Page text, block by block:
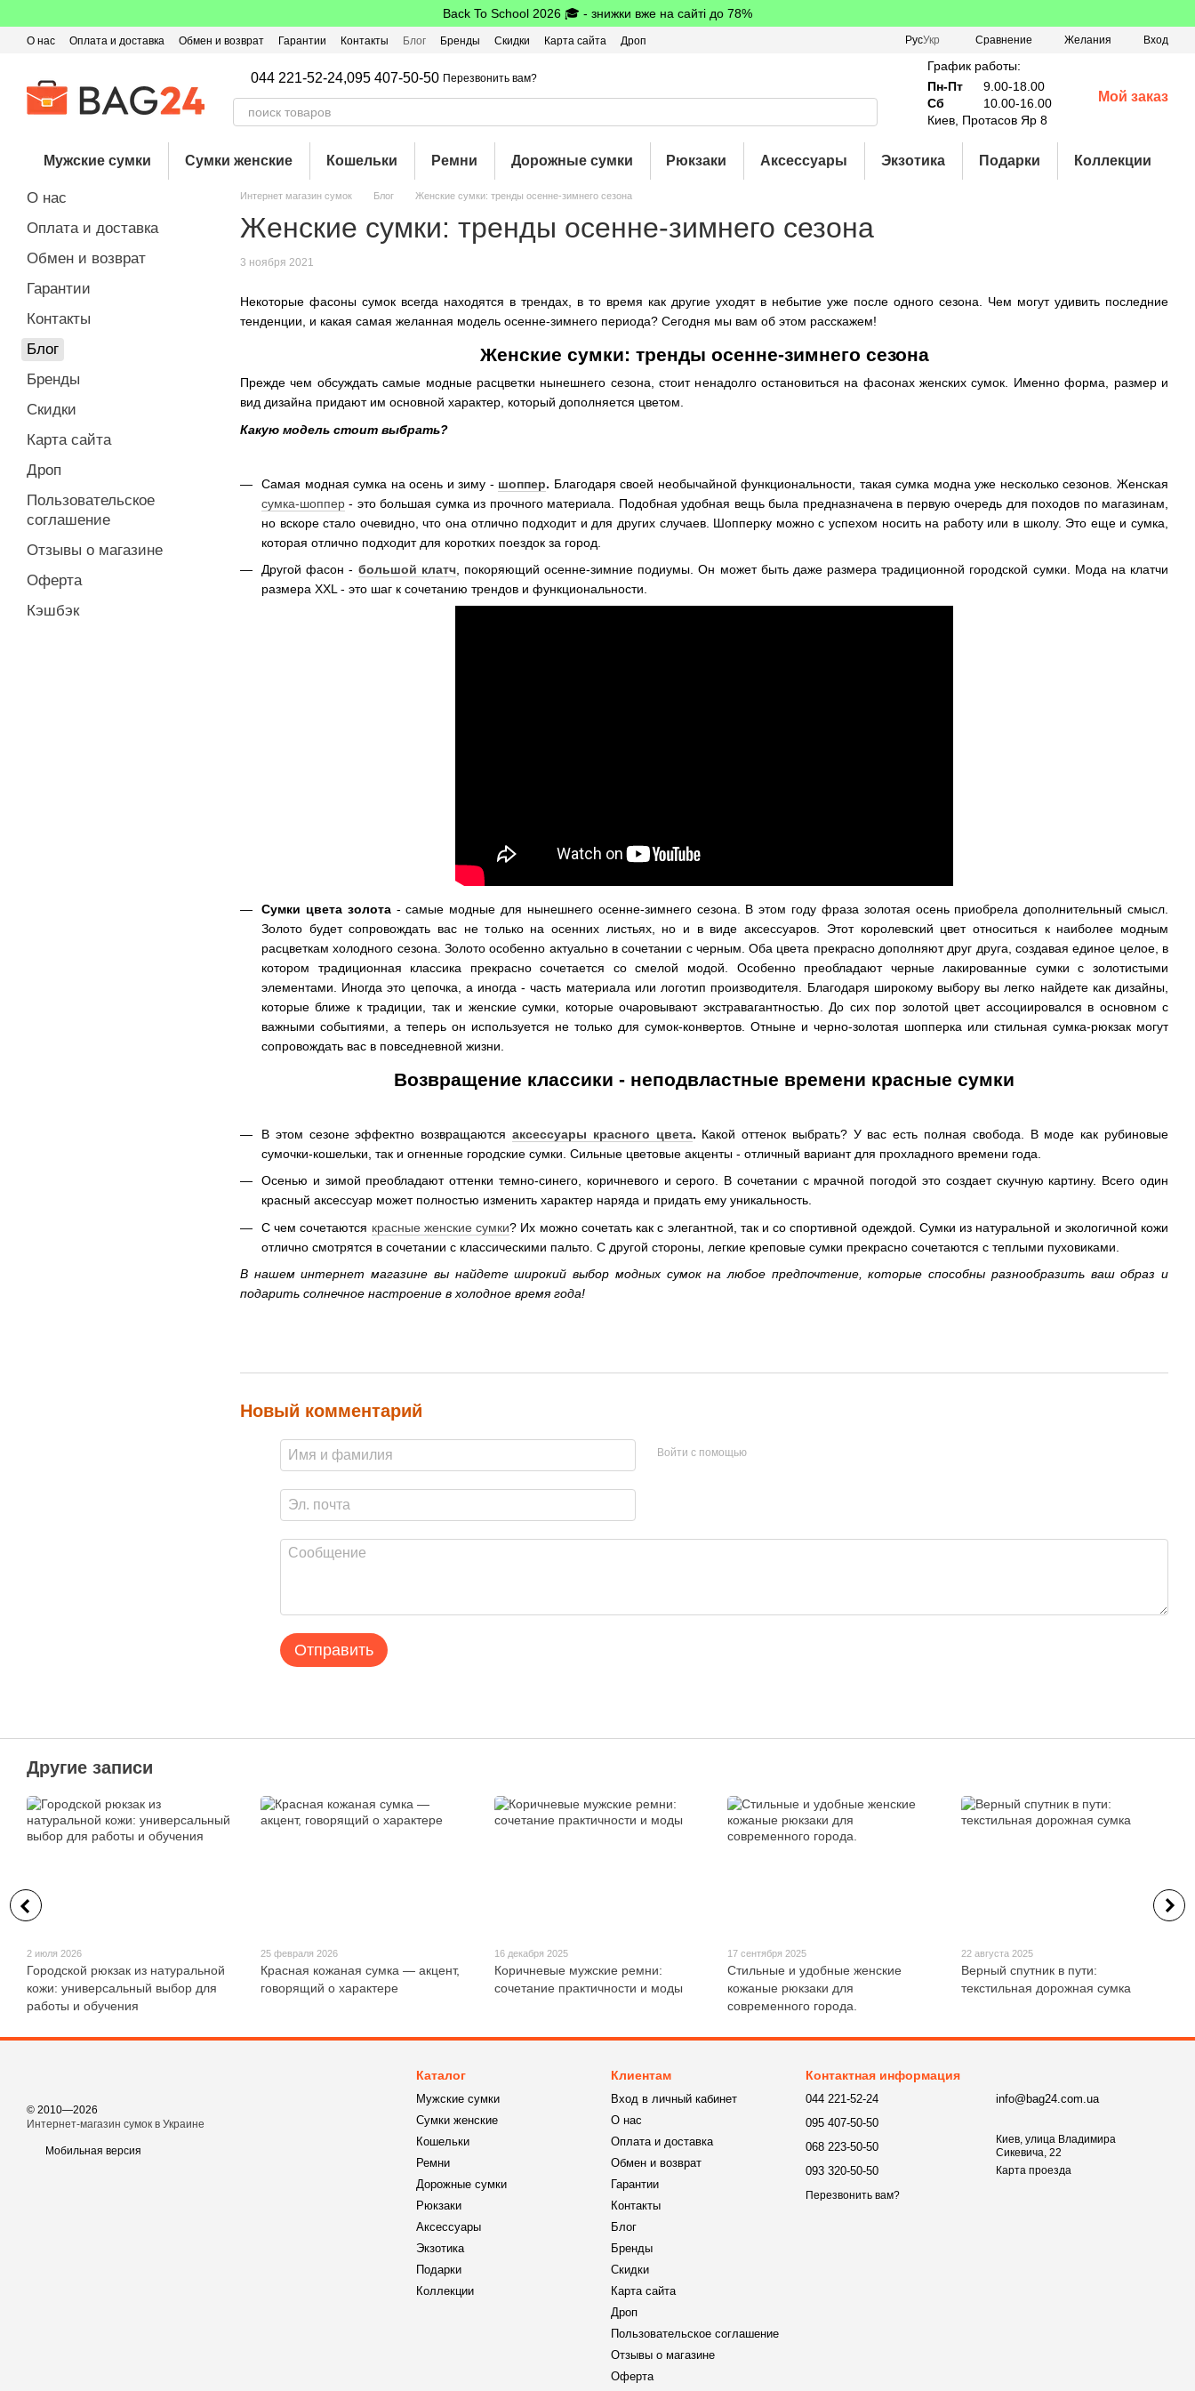
Back To School 2026 🎓 - знижки вже на сайті до 78%
О нас Оплата и доставка Обмен и возврат Гарантии Контакты Блог Бренды Скидки Карта сайта
Дроп
РусУкр Сравнение Желания Вход
044 221-52-24,095 407-50-50 Перезвонить вам?
График работы:
Пн-Пт
9.00-18.00
Сб
10.00-16.00
Киев, Протасов Яр 8
Мой заказ
Мужские сумки Сумки женские Кошельки Ремни Дорожные сумки Рюкзаки Аксессуары Экзотика Подарки Коллекции
Интернет магазин сумок Блог Женские сумки: тренды осенне-зимнего сезона
Женские сумки: тренды осенне-зимнего сезона
3 ноября 2021
Некоторые фасоны сумок всегда находятся в трендах, в то время как другие уходят в небытие уже после одного сезона. Чем могут удивить последние
тенденции, и какая самая желанная модель осенне-зимнего периода? Сегодня мы вам об этом расскажем!
Женские сумки: тренды осенне-зимнего сезона
Прежде чем обсуждать самые модные расцветки нынешнего сезона, стоит ненадолго остановиться на фасонах женских сумок. Именно форма, размер и
вид дизайна придают им основной характер, который дополняется цветом.
Какую модель стоит выбрать?
Самая модная сумка на осень и зиму - шоппер. Благодаря своей необычайной функциональности, такая сумка модна уже несколько сезонов. Женская
сумка-шоппер - это большая сумка из прочного материала. Подобная удобная вещь была предназначена в первую очередь для походов по магазинам,
но вскоре стало очевидно, что она отлично подходит и для других случаев. Шопперку можно с успехом носить на работу или в школу. Это еще и сумка,
которая отлично подходит для коротких поездок за город.
Другой фасон - большой клатч, покоряющий осенне-зимние подиумы. Он может быть даже размера традиционной городской сумки. Мода на клатчи
размера XXL - это шаг к сочетанию трендов и функциональности.
Сумки цвета золота- самые модные для нынешнего осенне-зимнего сезона. В этом году фраза золотая осень приобрела дополнительный смысл.
Золото будет сопровождать вас не только на осенних листьях, но и в виде аксессуаров. Этот королевский цвет относиться к наиболее модным
расцветкам холодного сезона. Золото особенно актуально в сочетании с черным. Оба цвета прекрасно дополняют друг друга, создавая единое целое, в
котором традиционная классика прекрасно сочетается со смелой модой. Особенно преобладают черные лакированные сумки с золотистыми
элементами. Иногда это цепочка, а иногда - часть материала или логотип производителя. Благодаря широкому выбору вы легко найдете как дизайны,
которые ближе к традиции, так и женские сумки, которые очаровывают экстравагантностью. До сих пор золотой цвет ассоциировался в основном с
важными событиями, а теперь он используется не только для сумок-конвертов. Отныне и черно-золотая шопперка или стильная сумка-рюкзак могут
сопровождать вас в повседневной жизни.
Возвращение классики - неподвластные времени красные сумки
В этом сезоне эффектно возвращаются аксессуары красного цвета. Какой оттенок выбрать? У вас есть полная свобода. В моде как рубиновые
сумочки-кошельки, так и огненные городские сумки. Сильные цветовые акценты - отличный вариант для прохладного времени года.
Осенью и зимой преобладают оттенки темно-синего, коричневого и серого. В сочетании с мрачной погодой это создает скучную картину. Всего один
красный аксессуар может полностью изменить характер наряда и придать ему уникальность.
С чем сочетаются красные женские сумки? Их можно сочетать как с элегантной, так и со спортивной одеждой. Сумки из натуральной и экологичной кожи
отлично смотрятся в сочетании с классическими пальто. С другой стороны, легкие креповые сумки прекрасно сочетаются с теплыми пуховиками.
В нашем интернет магазине вы найдете широкий выбор модных сумок на любое предпочтение, которые способны разнообразить ваш образ и
подарить солнечное настроение в холодное время года!
Новый комментарий
Войти с помощью
Отправить
О нас
Оплата и доставка
Обмен и возврат
Гарантии
Контакты
Блог
Бренды
Скидки
Карта сайта
Дроп
Пользовательское
соглашение
Отзывы о магазине
Оферта
Кэшбэк
Другие записи
2 июля 2026
Городской рюкзак из натуральной
кожи: универсальный выбор для
работы и обучения
25 февраля 2026
Красная кожаная сумка — акцент,
говорящий о характере
16 декабря 2025
Коричневые мужские ремни:
сочетание практичности и моды
17 сентября 2025
Стильные и удобные женские
кожаные рюкзаки для
современного города.
22 августа 2025
Верный спутник в пути:
текстильная дорожная сумка
© 2010—2026
Интернет-магазин сумок в Украине
Мобильная версия
Каталог
Мужские сумки
Сумки женские
Кошельки
Ремни
Дорожные сумки
Рюкзаки
Аксессуары
Экзотика
Подарки
Коллекции
Клиентам
Вход в личный кабинет
О нас
Оплата и доставка
Обмен и возврат
Гарантии
Контакты
Блог
Бренды
Скидки
Карта сайта
Дроп
Пользовательское соглашение
Отзывы о магазине
Оферта
Контактная информация
044 221-52-24
095 407-50-50
068 223-50-50
093 320-50-50
Перезвонить вам?
info@bag24.com.ua
Киев, улица Владимира
Сикевича, 22
Карта проезда